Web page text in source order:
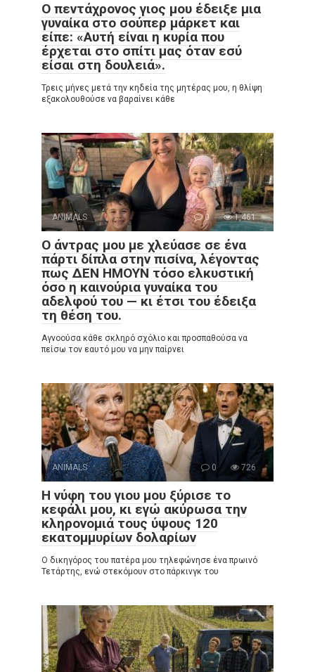
Ο πεντάχρονος γιος μου έδειξε μια
γυναίκα στο σούπερ μάρκετ και
είπε: «Αυτή είναι η κυρία που
έρχεται στο σπίτι μας όταν εσύ
είσαι στη δουλειά».
Τρεις μήνες μετά την κηδεία της μητέρας μου, η θλίψη
εξακολουθούσε να βαραίνει κάθε
ANIMALS 0 1,461
Ο άντρας μου με χλεύασε σε ένα
πάρτι δίπλα στην πισίνα, λέγοντας
πως ΔΕΝ ΗΜΟΥΝ τόσο ελκυστική
όσο η καινούρια γυναίκα του
αδελφού του — κι έτσι του έδειξα
τη θέση του.
Αγνοούσα κάθε σκληρό σχόλιο και προσπαθούσα να
πείσω τον εαυτό μου να μην παίρνει
ANIMALS 0 726
Η νύφη του γιου μου ξύρισε το
κεφάλι μου, κι εγώ ακύρωσα την
κληρονομιά τους ύψους 120
εκατομμυρίων δολαρίων
Ο δικηγόρος του πατέρα μου τηλεφώνησε ένα πρωινό
Τετάρτης, ενώ στεκόμουν στο πάρκινγκ του